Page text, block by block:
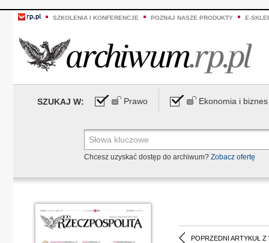
SZKOLENIA I KONFERENCJE POZNAJ NASZE PRODUKTY E-
SZUKAJ W: Prawo Ekonomia i biznes
Chcesz uzyskać dostęp do archiwum? Zobacz ofertę
POPRZEDNI ARTYKUŁ Z